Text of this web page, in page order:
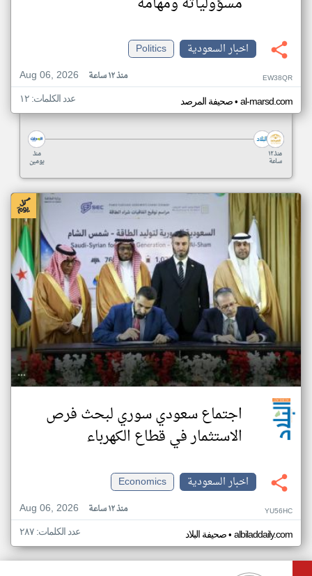
اخبار السعودية
Politics
Aug 06, 2026
منذ ١٢ ساعة EW38QR
صحيفة المرصد• al-marsd.com عدد الكلمات: ١٢
منذ
يومين
منذ ١٢
ساعة
اجتماع سعودي سوري لبحث فرص
الاستثمار في قطاع الكهرباء
اخبار السعودية
Economics
Aug 06, 2026
منذ ١٢ ساعة YU56HC
صحيفة البلاد• albiladdaily.com عدد الكلمات: ٢٨٧